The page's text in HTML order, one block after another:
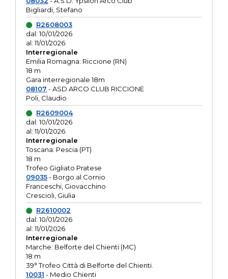
Bigliardi, Stefano
R2608003
dal: 10/01/2026
al: 11/01/2026
Interregionale
Emilia Romagna: Riccione (RN)
18 m
Gara interregionale 18m
08107 - ASD ARCO CLUB RICCIONE
Poli, Claudio
R2609004
dal: 10/01/2026
al: 11/01/2026
Interregionale
Toscana: Pescia (PT)
18 m
Trofeo Gigliato Pratese
09035- Borgo al Cornio
Franceschi, Giovacchino
Crescioli, Giulia
R2610002
dal: 10/01/2026
al: 11/01/2026
Interregionale
Marche: Belforte del Chienti (MC)
18 m
39° Trofeo Città di Belforte del Chienti.
10031 - Medio Chienti